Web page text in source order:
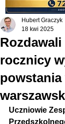
rocznicy
powstania
Hubert Graczyk
18 kwi 2025
Uczniowie